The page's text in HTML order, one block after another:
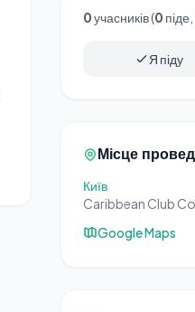
0учасників (0 піде,
Я піду
Місце
Київ
Caribbean Club
Google Maps